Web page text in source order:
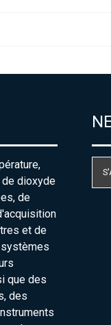
dioxyde
de
et de
que des
des